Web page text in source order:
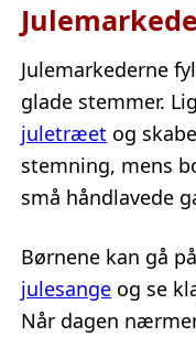
Julemarkederne
glade stemmer.
juletræet og
stemning, mens
små håndlavede
Børnene kan gå
julesange og se
Når dagen